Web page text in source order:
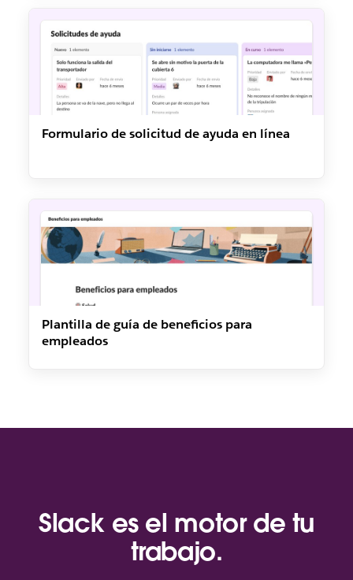
Formulario de solicitud de ayuda en línea
Plantilla de guía de beneficios para
empleados
Slack es el motor de tu
trabajo.